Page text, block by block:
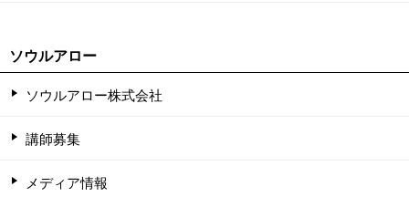
ソウルアロー
ソウルアロー株式会社
講師募集
メディア情報